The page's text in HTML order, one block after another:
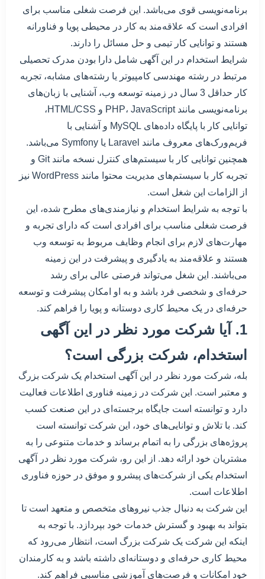
برنامه‌نویسی قوی می‌باشد. این فرصت شغلی مناسب برای
افرادی است که علاقه‌مند به کار در محیطی پویا و فناورانه
هستند و توانایی کار تیمی و حل مسائل را دارند.
شرایط استخدام در این آگهی شامل دارا بودن مدرک تحصیلی
مرتبط در رشته مهندسی کامپیوتر یا رشته‌های مشابه، تجربه
کار حداقل 3 سال در زمینه توسعه وب، آشنایی با زبان‌های
برنامه‌نویسی مانند PHP، JavaScript و HTML/CSS،
توانایی کار با پایگاه داده‌های MySQL و آشنایی با
فریم‌ورک‌های معروف مانند Laravel یا Symfony می‌باشد.
همچنین توانایی کار با سیستم‌های کنترل نسخه مانند Git و
تجربه کار با سیستم‌های مدیریت محتوا مانند WordPress نیز
از الزامات این شغل است.
با توجه به شرایط استخدام و نیازمندی‌های مطرح شده، این
فرصت شغلی مناسب برای افرادی است که دارای تجربه و
مهارت‌های لازم برای انجام وظایف مربوط به توسعه وب
هستند و علاقه‌مند به یادگیری و پیشرفت در این زمینه
می‌باشند. این شغل می‌تواند فرصتی عالی برای رشد
حرفه‌ای و شخصی فرد باشد و به او امکان پیشرفت و توسعه
حرفه‌ای در یک محیط کاری دوستانه و پویا را فراهم کند.
1. آیا شرکت مورد نظر در این آگهی
استخدام، شرکت بزرگی است؟
بله، شرکت مورد نظر در این آگهی استخدام یک شرکت بزرگ
و معتبر است. این شرکت در زمینه فناوری اطلاعات فعالیت
دارد و توانسته است جایگاه برجسته‌ای در این صنعت کسب
کند. با تلاش و توانایی‌های خود، این شرکت توانسته است
پروژه‌های بزرگی را به اتمام برساند و خدمات متنوعی را به
مشتریان خود ارائه دهد. از این رو، شرکت مورد نظر در آگهی
استخدام یکی از شرکت‌های پیشرو و موفق در حوزه فناوری
اطلاعات است.
این شرکت به دنبال جذب نیروهای متخصص و متعهد است تا
بتواند به بهبود و گسترش خدمات خود بپردازد. با توجه به
اینکه این شرکت یک شرکت بزرگ است، انتظار می‌رود که
محیط کاری حرفه‌ای و دوستانه‌ای داشته باشد و به کارمندان
خود امکانات و فرصت‌های آموزشی مناسبی فراهم کند.